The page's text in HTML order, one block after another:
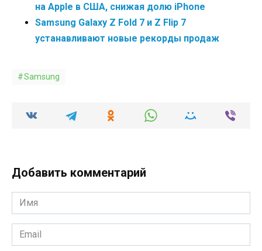
на Apple в США, снижая долю iPhone
Samsung Galaxy Z Fold 7 и Z Flip 7
устанавливают новые рекорды продаж
Samsung
Добавить комментарий
Имя
*
Email
*